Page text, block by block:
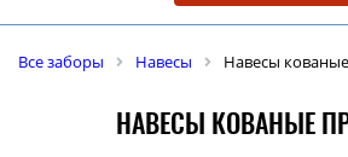
Все заборы Навесы Навесы кованые
НАВЕСЫ КОВАНЫЕ